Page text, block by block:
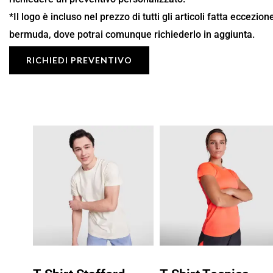
*Il logo è incluso nel prezzo di tutti gli articoli fatta
bermuda, dove potrai comunque richiederlo in aggiunta.
RICHIEDI PREVENTIVO
Fascia
di
prezzo:
da
6,85 €
a
9,78 €
Fascia
di
prezzo:
da
5,67 €
a
8,10 €